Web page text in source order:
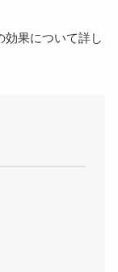
効果について詳し